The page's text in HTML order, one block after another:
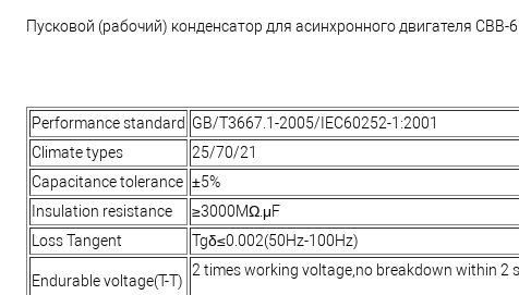
Пусковой (рабочий) конденсатор для асинхронного двигателя CBB-
Performance standard GB/T3667.1-2005/IEC60252-1:2001
Climate types
25/70/21
Capacitance tolerance ±5%
Insulation resistance
≥3000MΩ.μF
Loss Tangent
Tgδ≤0.002(50Hz-100Hz)
Endurable voltage(T-T)
2 times working voltage,no breakdown within 2